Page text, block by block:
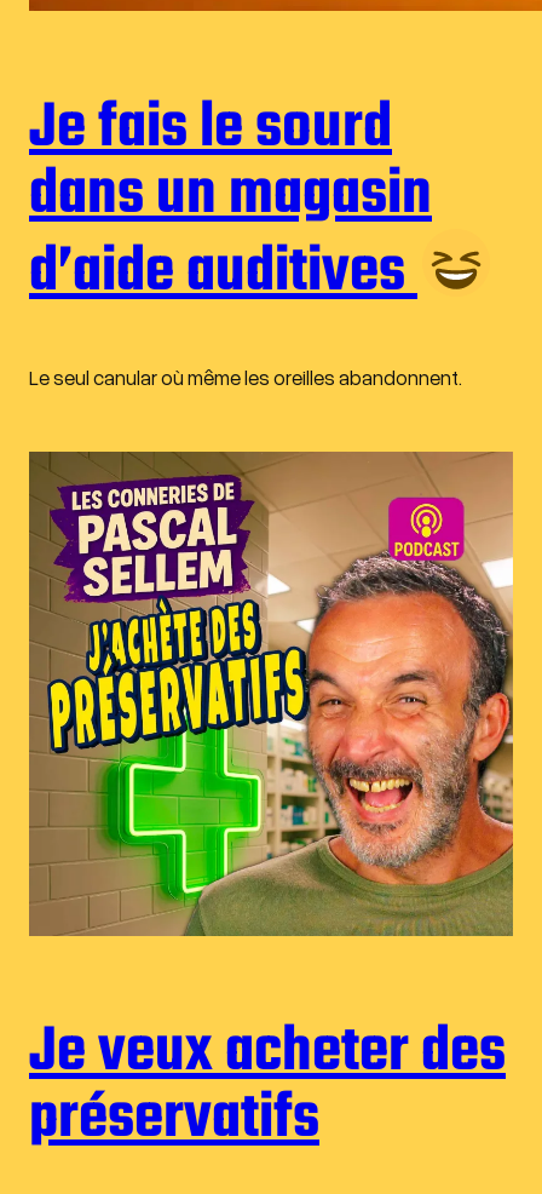
Je fais le sourd
dans un magasin
d’aide auditives
Le seul canular où même les oreilles abandonnent.
Je veux acheter des
préservatifs